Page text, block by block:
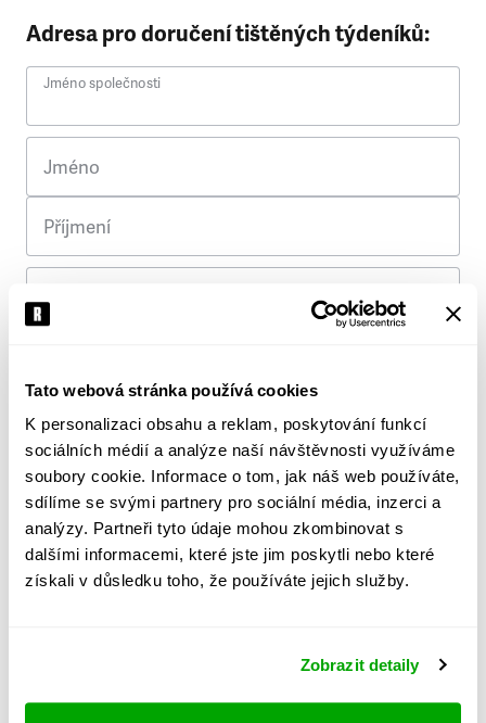
Tato webová stránka používá cookies
K personalizaci obsahu a reklam, poskytování funkcí
sociálních médií a analýze naší návštěvnosti využíváme
soubory cookie. Informace o tom, jak náš web používáte,
sdílíme se svými partnery pro sociální média, inzerci a
analýzy. Partneři tyto údaje mohou zkombinovat s
dalšími informacemi, které jste jim poskytli nebo které
získali v důsledku toho, že používáte jejich služby.
Zobrazit detaily
Adresa pro doručení tištěných týdeníků:
Jméno společnosti
Jméno
Příjmení
Ulice
Město
PSČ
Stát